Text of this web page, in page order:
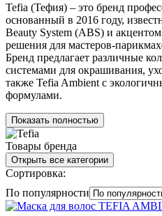
Tefia (Тефия) – это бренд
основанный в 2016 году,
Beauty System (ABS) и
решения для мастеров-
Бренд предлагает различные
системами для окрашивания,
также Tefia Ambient с
формулами.
Показать полностью
Товары бренда
Открыть все категории
Сортировка:
По популярности